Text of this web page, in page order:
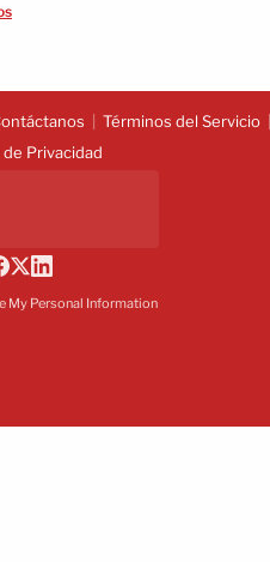
Términos del Servicio
de Privacidad
My Personal Information